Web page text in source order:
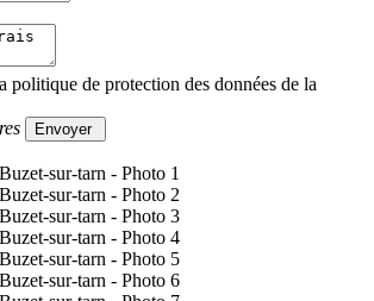
politique de protection des données de la